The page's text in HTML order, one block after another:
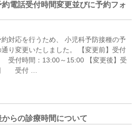
電話受付時間変更並びに予約フォ
対応を行うため、 小児科予防接種の予
り変更いたしました。 【変更前】受付
付時間：13:00～15:00 【変更後】受
日 受付 …
らの診療時間について